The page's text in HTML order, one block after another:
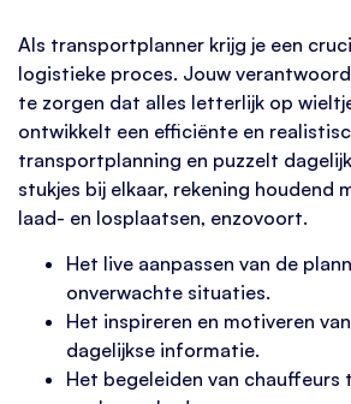
Als transportplanner krijg je een
logistieke proces. Jouw
te zorgen dat alles letterlijk op
ontwikkelt een efficiënte en
transportplanning en puzzelt
stukjes bij elkaar, rekening houdend
laad- en losplaatsen, enzovoort.
Het live aanpassen van de
onverwachte situaties.
Het inspireren en motiveren
dagelijkse informatie.
Het begeleiden van chauffeurs